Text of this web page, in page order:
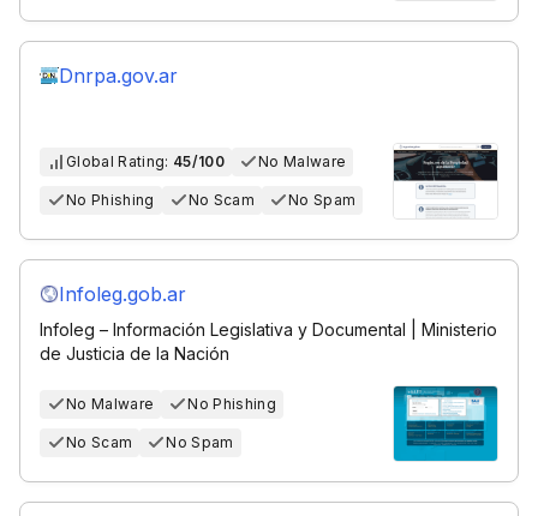
Dnrpa.gov.ar
Global Rating: 45/100 No Malware
No Phishing No Scam No Spam
Infoleg.gob.ar
Infoleg – Información Legislativa y Documental | Ministerio
de Justicia de la Nación
No Malware No Phishing
No Scam No Spam